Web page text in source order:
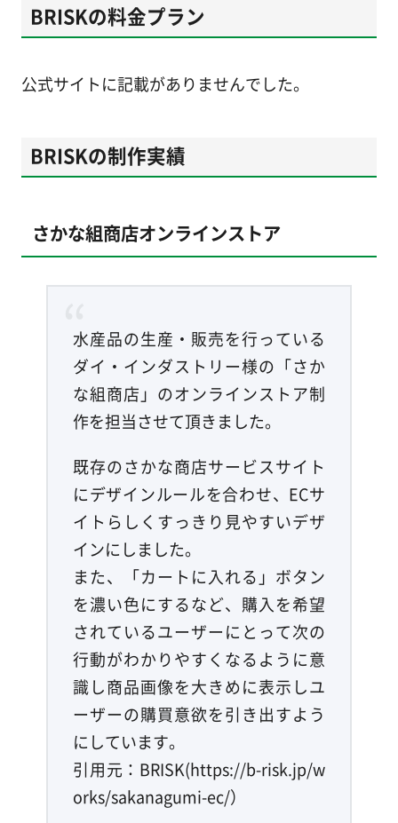
BRISKの料金プラン
公式サイトに記載がありませんでした。
BRISKの制作実績
さかな組商店オンラインストア
水産品の生産・販売を行っている
ダイ・インダストリー様の「さか
な組商店」のオンラインストア制
作を担当させて頂きました。
既存のさかな商店サービスサイト
にデザインルールを合わせ、ECサ
イトらしくすっきり見やすいデザ
インにしました。
また、「カートに入れる」ボタン
を濃い色にするなど、購入を希望
されているユーザーにとって次の
行動がわかりやすくなるように意
識し商品画像を大きめに表示しユ
ーザーの購買意欲を引き出すよう
にしています。
引用元：BRISK(https://b-risk.jp/w
orks/sakanagumi-ec/）